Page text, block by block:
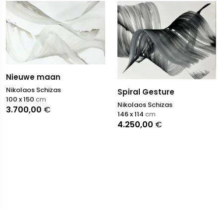
Nieuwe maan
Nikolaos Schizas
3.700,00 €
100 x 150 cm
Spiral Gesture
Nikolaos Schizas
4.250,00 €
146 x 114 cm